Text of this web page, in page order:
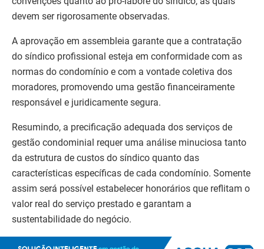
devem ser rigorosamente observadas.
A aprovação em assembleia garante que a contratação
do síndico profissional esteja em conformidade com as
normas do condomínio e com a vontade coletiva dos
moradores, promovendo uma gestão financeiramente
responsável e juridicamente segura.
Resumindo, a precificação adequada dos serviços de
gestão condominial requer uma análise minuciosa tanto
da estrutura de custos do síndico quanto das
características específicas de cada condomínio. Somente
assim será possível estabelecer honorários que reflitam o
valor real do serviço prestado e garantam a
sustentabilidade do negócio.